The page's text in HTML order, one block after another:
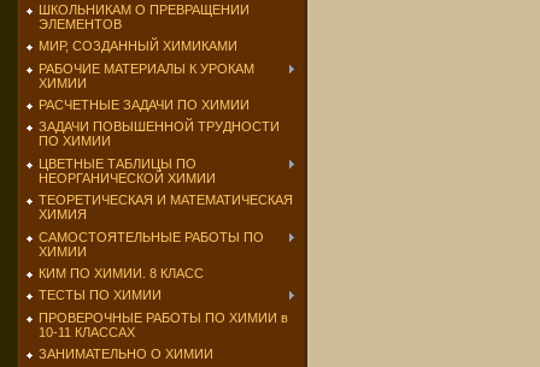
ШКОЛЬНИКАМ О ПРЕВРАЩЕНИИ
ЭЛЕМЕНТОВ
МИР, СОЗДАННЫЙ ХИМИКАМИ
РАБОЧИЕ МАТЕРИАЛЫ К УРОКАМ
ХИМИИ
РАСЧЕТНЫЕ ЗАДАЧИ ПО ХИМИИ
ЗАДАЧИ ПОВЫШЕННОЙ ТРУДНОСТИ
ПО ХИМИИ
ЦВЕТНЫЕ ТАБЛИЦЫ ПО
НЕОРГАНИЧЕСКОЙ ХИМИИ
ТЕОРЕТИЧЕСКАЯ И МАТЕМАТИЧЕСКАЯ
ХИМИЯ
САМОСТОЯТЕЛЬНЫЕ РАБОТЫ ПО
ХИМИИ
КИМ ПО ХИМИИ. 8 КЛАСС
ТЕСТЫ ПО ХИМИИ
ПРОВЕРОЧНЫЕ РАБОТЫ ПО ХИМИИ в
10-11 КЛАССАХ
ЗАНИМАТЕЛЬНО О ХИМИИ